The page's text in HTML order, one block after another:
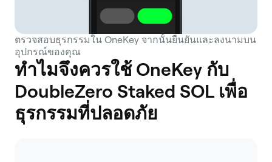
ตรวจสอบธุรกรรมใน OneKey จากนั้นยืนยันและลงนามบน
อุปกรณ์ของคุณ
ทำไมจึงควรใช้ OneKey กับ
DoubleZero Staked SOL เพื่อ
ธุรกรรมที่ปลอดภัย